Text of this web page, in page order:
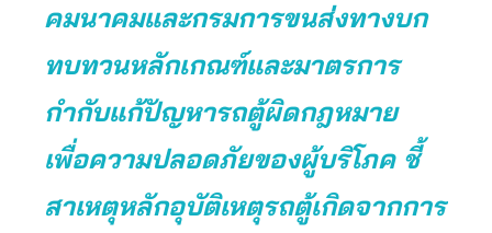
คมนาคมและกรมการขนส่งทางบก
ทบทวนหลักเกณฑ์และมาตรการ
กำกับแก้ปัญหารถตู้ผิดกฎหมาย
เพื่อความปลอดภัยของผู้บริโภค ชี้
สาเหตุหลักอุบัติเหตุรถตู้เกิดจากการ